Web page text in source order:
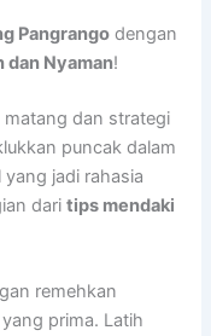
Pangrango dengan
dan Nyaman!
dan strategi
puncak dalam
jadi rahasia
daritips mendaki
remehkan
prima. Latih